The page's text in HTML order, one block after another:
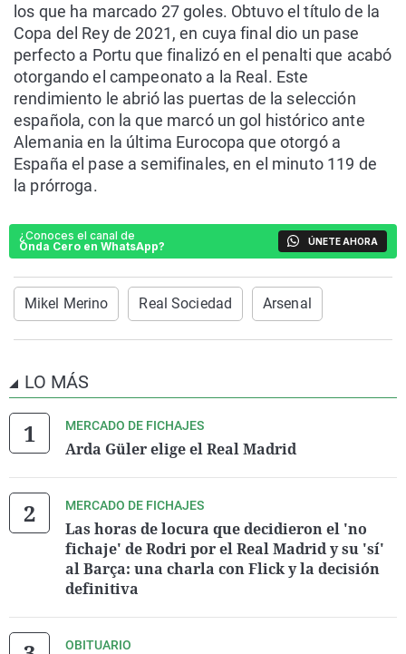
los que ha marcado 27 goles. Obtuvo el título de la
Copa del Rey de 2021, en cuya final dio un pase
perfecto a Portu que finalizó en el penalti que acabó
otorgando el campeonato a la Real. Este
rendimiento le abrió las puertas de la selección
española, con la que marcó un gol histórico ante
Alemania en la última Eurocopa que otorgó a
España el pase a semifinales, en el minuto 119 de
la prórroga.
¿Conoces el canal de
Onda Cero en WhatsApp?
ÚNETE AHORA
Mikel Merino Real Sociedad Arsenal
LO MÁS
MERCADO DE FICHAJES
Arda Güler elige el Real Madrid
MERCADO DE FICHAJES
Las horas de locura que decidieron el 'no
fichaje' de Rodri por el Real Madrid y su 'sí'
al Barça: una charla con Flick y la decisión
definitiva
OBITUARIO